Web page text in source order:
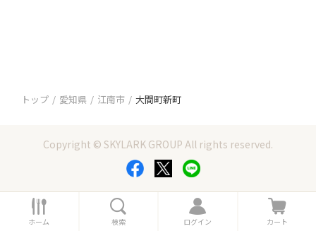
トップ 愛知県 江南市 大間町新町
Copyright © SKYLARK GROUP All rights reserved.
ホ
ー
ホーム 索
検索
ロ
グ
ログイン
カ
ー
カート